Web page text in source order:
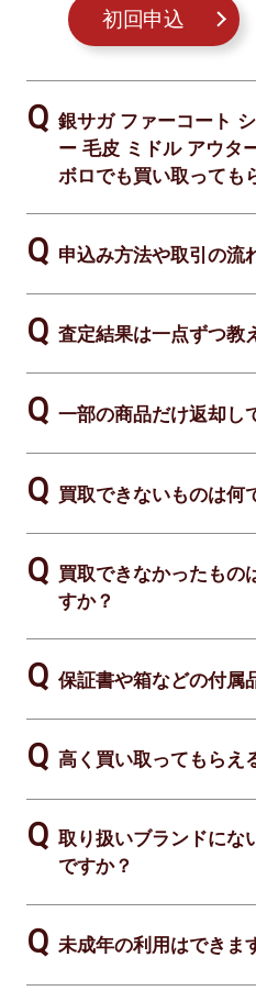
初回申込
銀サガ ファーコート
ー 毛皮 ミドル アウタ
ボロでも買い取っても
申込み方法や取引の流
査定結果は一点ずつ教
一部の商品だけ返却し
買取できないものは何
買取できなかったもの
すか？
保証書や箱などの付属
高く買い取ってもらえ
取り扱いブランドにな
ですか？
未成年の利用はできま